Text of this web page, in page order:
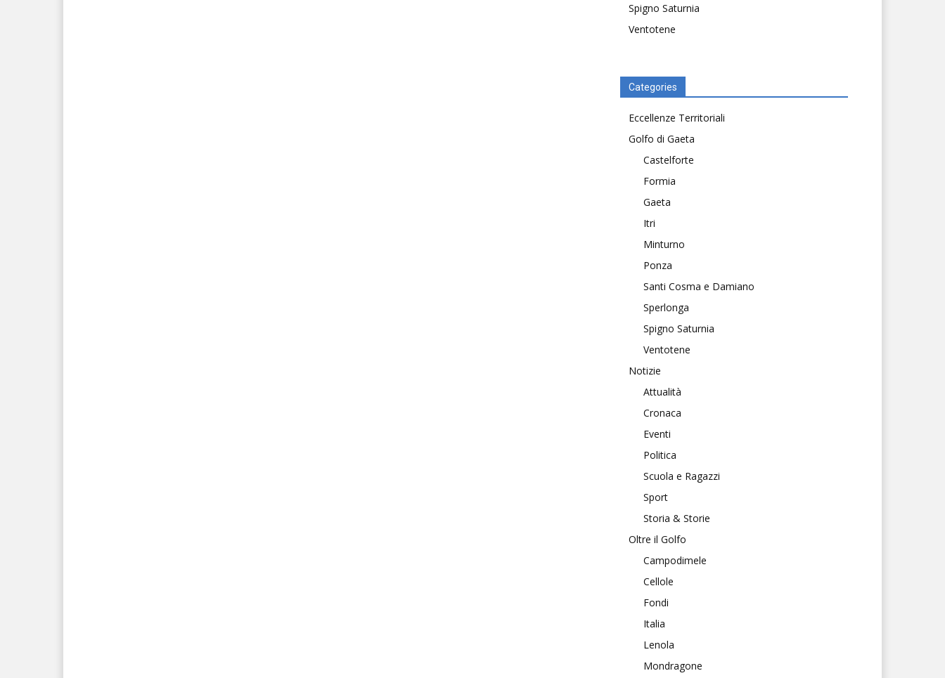
Spigno Saturnia
Ventotene
Categories
Eccellenze Territoriali
Golfo di Gaeta
Castelforte
Formia
Gaeta
Itri
Minturno
Ponza
Santi Cosma e Damiano
Sperlonga
Spigno Saturnia
Ventotene
Notizie
Attualità
Cronaca
Eventi
Politica
Scuola e Ragazzi
Sport
Storia & Storie
Oltre il Golfo
Campodimele
Cellole
Fondi
Italia
Lenola
Mondragone